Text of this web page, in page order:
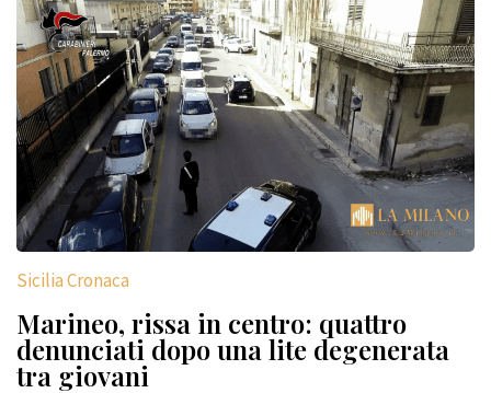
Sicilia Cronaca
Marineo, rissa in centro: quattro
denunciati dopo una lite degenerata
tra giovani